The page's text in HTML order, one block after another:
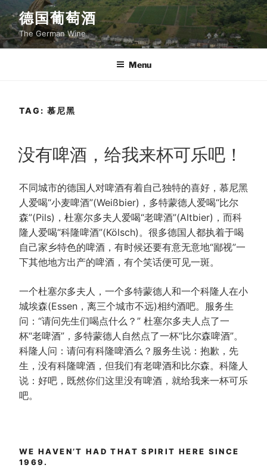
to
content
德国葡萄酒
The German Wine
Menu
TAG: 慕尼黑
POSTED
ON
没有啤酒，给我来杯可乐吧！
不同城市的德国人对啤酒有着自己独特的喜好，慕尼黑
人爱喝“小麦啤酒”(Weißbier)，多特蒙德人爱喝“比尔
森”(Pils)，杜塞尔多夫人爱喝“老啤酒”(Altbier)，而科
隆人爱喝“科隆啤酒”(Kölsch)。很多德国人都执着于喝
自己家乡特色的啤酒，有时候还要有意无意地“鄙视”一
下其他地方出产的啤酒，有个笑话便可见一斑。
一个杜塞尔多夫人，一个多特蒙德人和一个科隆人在小
城埃森(Essen，离三个城市不远)相约酒吧。服务生
问：“请问先生们喝点什么？” 杜塞尔多夫人点了一
杯“老啤酒”，多特蒙德人自然点了一杯“比尔森啤酒”。
科隆人问：请问有科隆啤酒么？服务生说：抱歉，先
生，没有科隆啤酒，但我们有老啤酒和比尔森。科隆人
说：好吧，既然你们这里没有啤酒，就给我来一杯可乐
吧。
WE HAVEN’T HAD THAT SPIRIT HERE SINCE
1969.